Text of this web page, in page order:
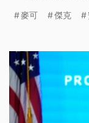
出來的」。但
麥可 傑克